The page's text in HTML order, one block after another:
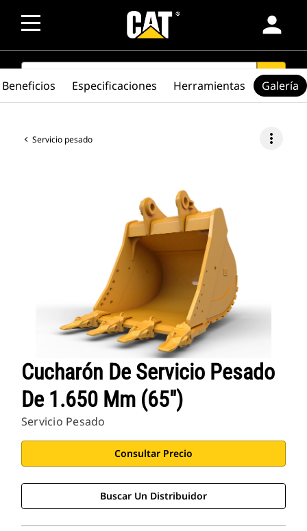
person
SEARCH search
Servicio pesado more_vert
Cucharón De Servicio Pesado
De 1.650 Mm (65")
Servicio Pesado
Consultar Precio
Buscar Un Distribuidor
Beneficios Especificaciones Herramientas Galería